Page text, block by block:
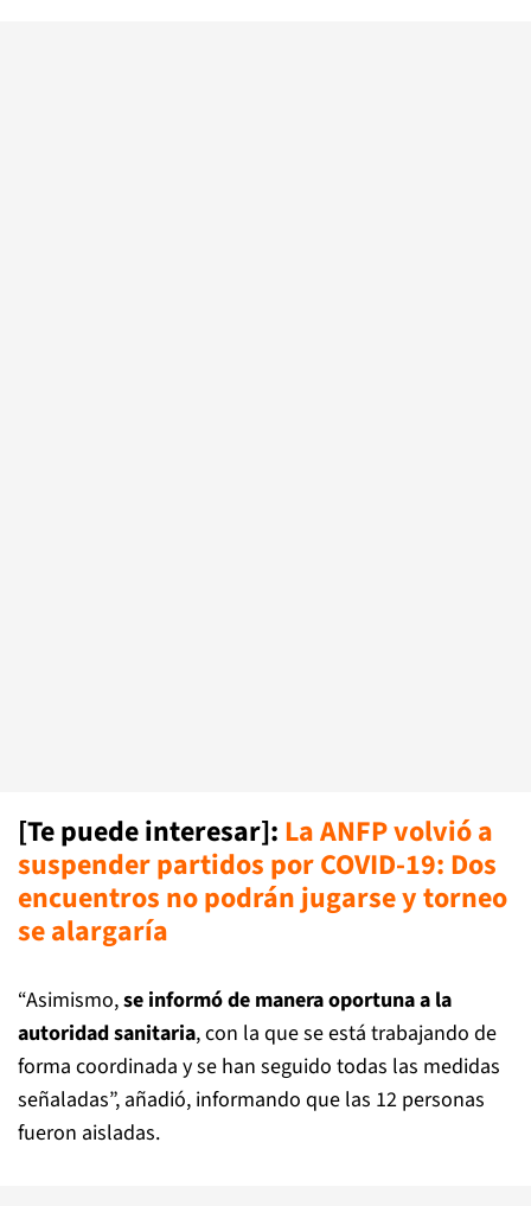
[Te puede interesar]: La ANFP volvió a
suspender partidos por COVID-19: Dos
encuentros no podrán jugarse y torneo
se alargaría
“Asimismo,se informó de manera oportuna a la
autoridad sanitaria, con la que se está trabajando de
forma coordinada y se han seguido todas las medidas
señaladas”, añadió, informando que las 12 personas
fueron aisladas.